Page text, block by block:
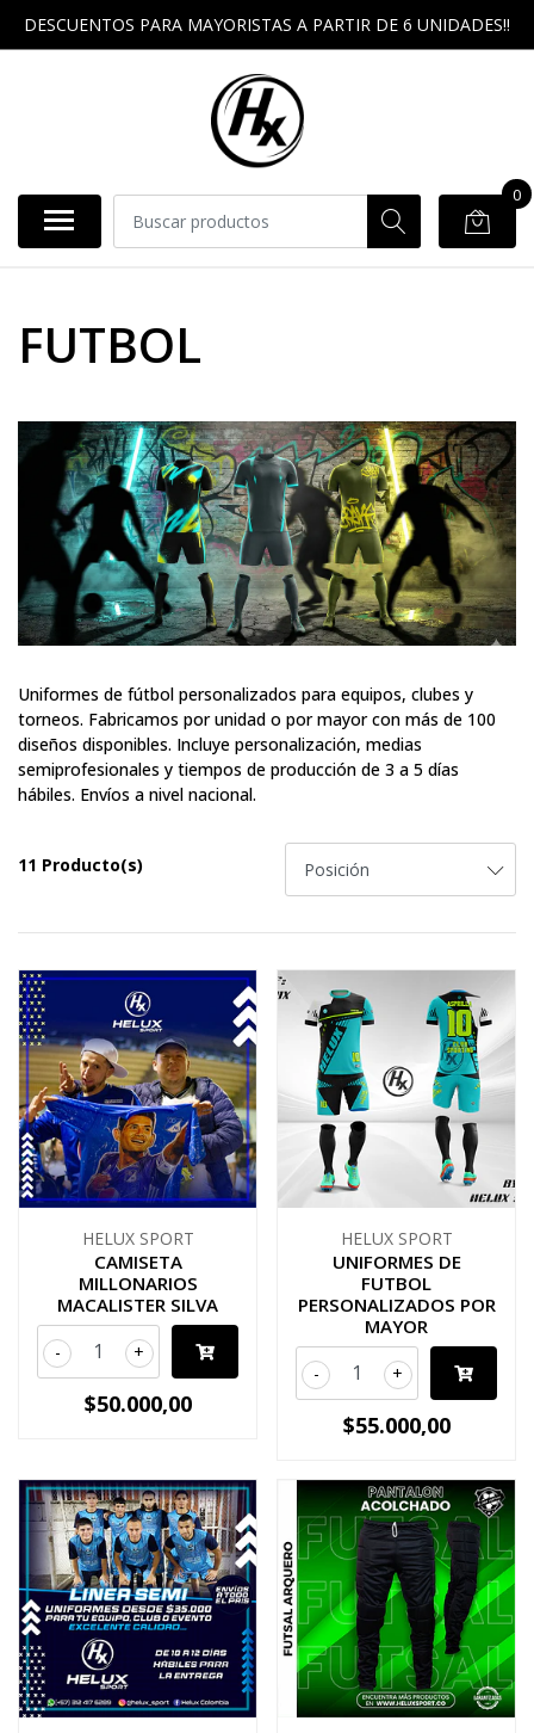
DESCUENTOS PARA MAYORISTAS A PARTIR DE 6 UNIDADES!!
0
FUTBOL
Uniformes de fútbol personalizados para equipos, clubes y
torneos. Fabricamos por unidad o por mayor con más de 100
diseños disponibles. Incluye personalización, medias
semiprofesionales y tiempos de producción de 3 a 5 días
hábiles. Envíos a nivel nacional.
11 Producto(s)
HELUX SPORT
CAMISETA
MILLONARIOS
MACALISTER SILVA
+
-
$50.000,00
HELUX SPORT
UNIFORMES DE
FUTBOL
PERSONALIZADOS POR
MAYOR
+
-
$55.000,00